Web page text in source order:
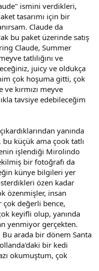
ismini verdikleri,
tasarımı için bir
Claude da
bu paket üzerinde satış
Claude, Summer
tatlılığını ve
juicy ve oldukça
çok hoşuma gitti, çok
ve kırmızı meyve
tavsiye edebileceğim
yanında
küçük ama çook tatlı
işlendiği Mirolindo
bir fotoğrafı da
künye bilgileri yer
özen kadar
özenmişler, insan
çok değerli bence,
keyifli olup, yanında
yenmiyor gerçekten.
Bu arada bir dönem Santa
bir kedi
okumuştum, çok